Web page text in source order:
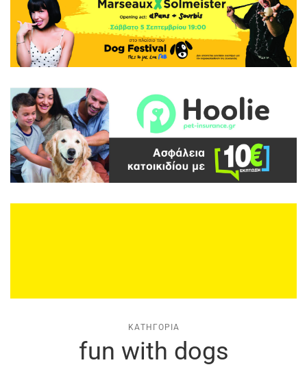
ΚΑΤΗΓΟΡΊΑ
fun with dogs